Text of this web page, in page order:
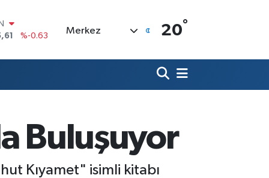
%0
%-0.08
%70
Merkez 20°
Buluşuyor
Kıyamet" isimli kitabı